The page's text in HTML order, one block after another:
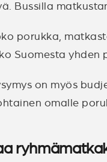
Bussilla
porukka,
Suomesta yhden
on myös
omalle